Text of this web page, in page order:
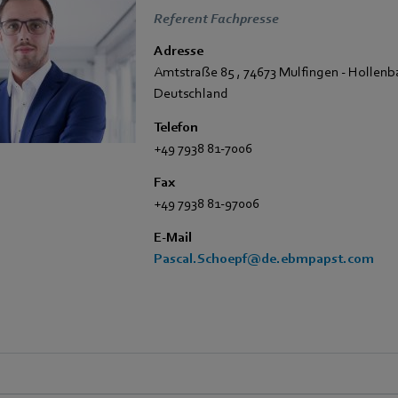
Referent Fachpresse
Adresse
Amtstraße 85 , 74673 Mulfingen -
Deutschland
Telefon
+49 7938 81-7006
Fax
+49 7938 81-97006
E-Mail
Pascal.Schoepf@de.ebmpapst.com